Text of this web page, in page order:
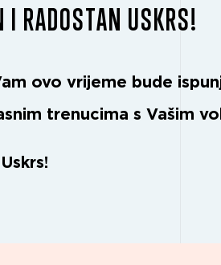
I RADOSTAN USKRS!
ovo vrijeme bude
trenucima s Vašim